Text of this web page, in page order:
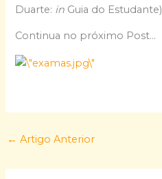
Duarte: in Guia do Estudante)
Continua no próximo Post…
← Artigo Anterior